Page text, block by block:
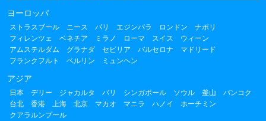
ヨーロッパ
ストラスブール ニース パリ エジンバラ ロンドン
ナポリ
フィレンツェ
ベネチア ミラノ ローマ スイス
ウィーン
アムステルダム
グラナダ セビリア バルセロナ
マドリード
フランクフルト
ベルリン ミュンヘン
アジア
日本 デリー ジャカルタ バリ シンガポール ソウル 釜山
バンコク
台北
香港 上海 北京 マカオ マニラ ハノイ
ホーチミン
クアラルンプール